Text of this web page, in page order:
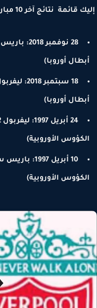
نتائج آخر 10 مباريات بين الفريقين:
أوروبا)
أوروبا)
الأوروبية)
الأوروبية)